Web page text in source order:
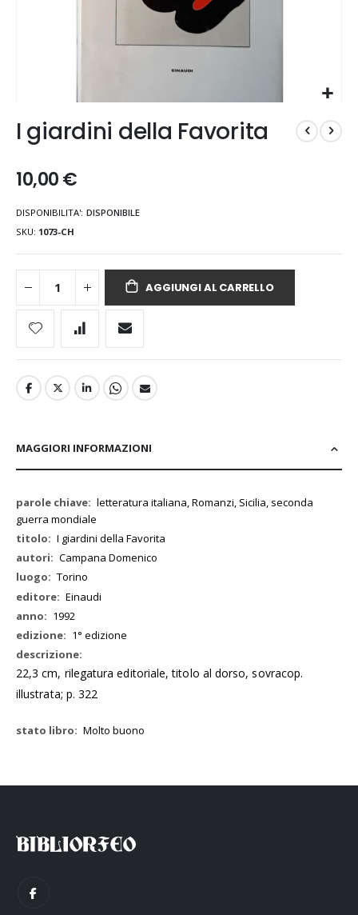
all'inizio
della
di
I giardini della Favorita
10,00 €
DISPONIBILITA': DISPONIBILE
SKU 1073-CH
AGGIUNGI AL CARRELLO
MAGGIORI INFORMAZIONI
Maggiori
Informazioni
letteratura italiana, Romanzi, Sicilia, seconda
guerra mondiale
I giardini della Favorita
Campana Domenico
Torino
Einaudi
1992
1° edizione
22,3 cm, rilegatura editoriale, titolo al dorso, sovracop.
illustrata; p. 322
Molto buono